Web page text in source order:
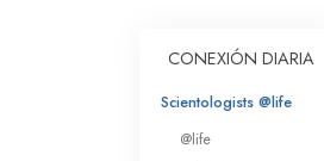
CONEXIÓN DIARIA
Scientologists @life
@life